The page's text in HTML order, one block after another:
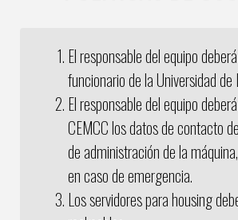
El responsable del equipo
funcionario de la Universidad de
El responsable del equipo
CEMCC los datos de contacto
de administración de la
en caso de emergencia.
Los servidores para housing